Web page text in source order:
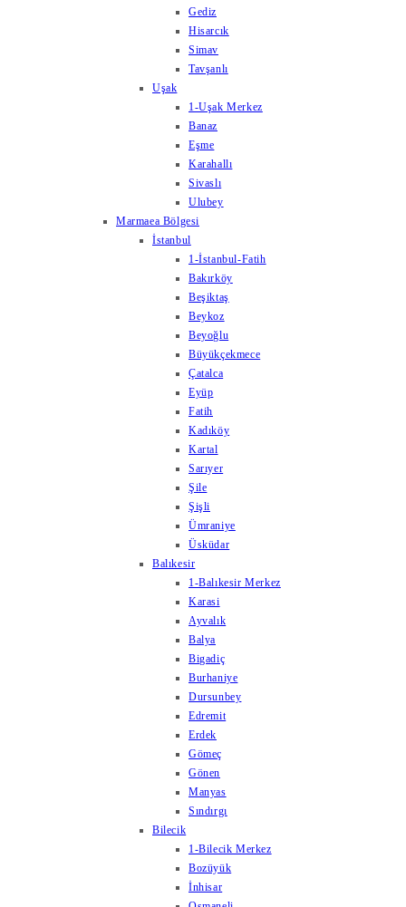
Gediz
Hisarcık
Simav
Tavşanlı
Uşak
1-Uşak Merkez
Banaz
Eşme
Karahallı
Sivaslı
Ulubey
Marmaea Bölgesi
İstanbul
1-İstanbul-Fatih
Bakırköy
Beşiktaş
Beykoz
Beyoğlu
Büyükçekmece
Çatalca
Eyüp
Fatih
Kadıköy
Kartal
Sarıyer
Şile
Şişli
Ümraniye
Üsküdar
Balıkesir
1-Balıkesir Merkez
Karasi
Ayvalık
Balya
Bigadiç
Burhaniye
Dursunbey
Edremit
Erdek
Gömeç
Gönen
Manyas
Sındırgı
Bilecik
1-Bilecik Merkez
Bozüyük
İnhisar